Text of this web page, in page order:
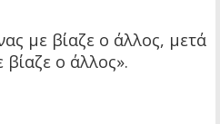
με βίαζε ο άλλος, μετά
ο άλλος».